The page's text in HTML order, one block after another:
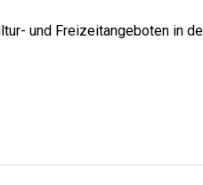
und Freizeitangeboten in